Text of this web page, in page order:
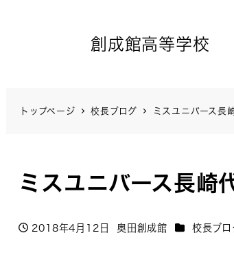
創成館高等学校
トップページ 校長ブログ ミスユニバース長
ミスユニバース長崎
投稿日
2018年4月12日
著
奥田創成館 カテゴリー
校長ブロ